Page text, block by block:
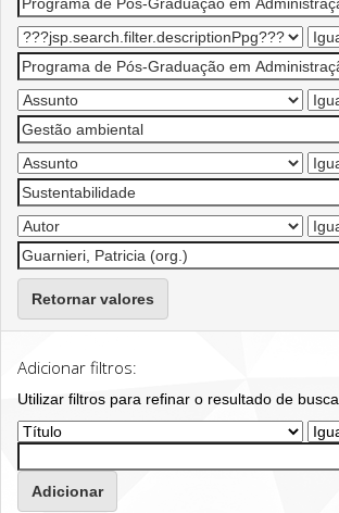
Retornar valores
Adicionar filtros:
Utilizar filtros para refinar o resultado de busca.